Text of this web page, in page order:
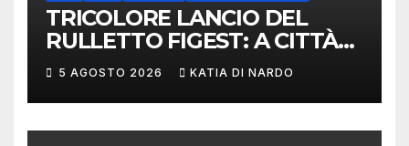
TRICOLORE LANCIO DEL
RULLETTO FIGEST: A CITTÀ
DI CASTELLO VINCONO
MARCHIGIANI ED UMBRI
5 AGOSTO 2026 KATIA DI NARDO